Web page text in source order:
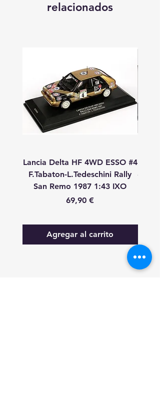
relacionados
Lancia Delta HF 4WD ESSO #4
F.Tabaton-L.Tedeschini Rally
San Remo 1987 1:43 IXO
Precio
69,90 €
Agregar al carrito
#11